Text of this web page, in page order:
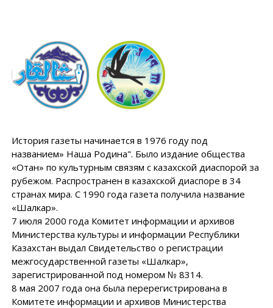
История газеты начинается в 1976 году под
названием» Наша Родина". Было издание общества
«Отан» по культурным связям с казахской диаспорой за
рубежом. Распространен в казахской диаспоре в 34
странах мира. С 1990 года газета получила название
«Шалкар».
7 июля 2000 года Комитет информации и архивов
Министерства культуры и информации Республики
Казахстан выдал Свидетельство о регистрации
межгосударственной газеты «Шалкар»,
зарегистрированной под номером № 8314.
8 мая 2007 года она была перерегистрирована в
Комитете информации и архивов Министерства